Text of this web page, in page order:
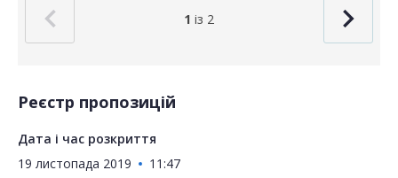
1 із 2
Реєстр пропозицій
Дата і час розкриття
19 листопада 2019
11:47